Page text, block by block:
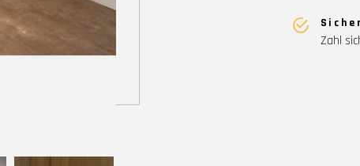
Zahl